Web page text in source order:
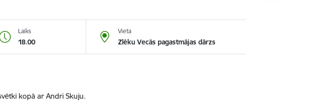
Laiks
18.00
Vieta
Zlēku Vecās pagastmājas dārzs
kopā ar Andri Skuju.